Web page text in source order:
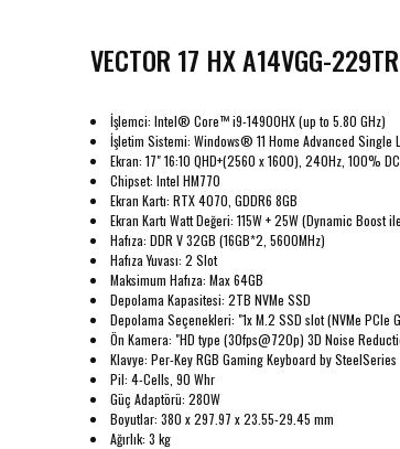
VECTOR 17 HX A14VGG-229TR
İşlemci: Intel® Core™ i9-14900HX (up to 5.80 GHz)
İşletim Sistemi: Windows® 11 Home Advanced Single
Ekran: 17" 16:10 QHD+(2560 x 1600), 240Hz, 100%
Chipset: Intel HM770
Ekran Kartı: RTX 4070, GDDR6 8GB
Ekran Kartı Watt Değeri: 115W + 25W (Dynamic Boost
Hafıza: DDR V 32GB (16GB*2, 5600MHz)
Hafıza Yuvası: 2 Slot
Maksimum Hafıza: Max 64GB
Depolama Kapasitesi: 2TB NVMe SSD
Depolama Seçenekleri: "1x M.2 SSD slot (NVMe PCIe
Ön Kamera: "HD type (30fps@720p) 3D Noise
Klavye: Per-Key RGB Gaming Keyboard by SteelSeries
Pil: 4-Cells, 90 Whr
Güç Adaptörü: 280W
Boyutlar: 380 x 297.97 x 23.55-29.45 mm
Ağırlık: 3 kg